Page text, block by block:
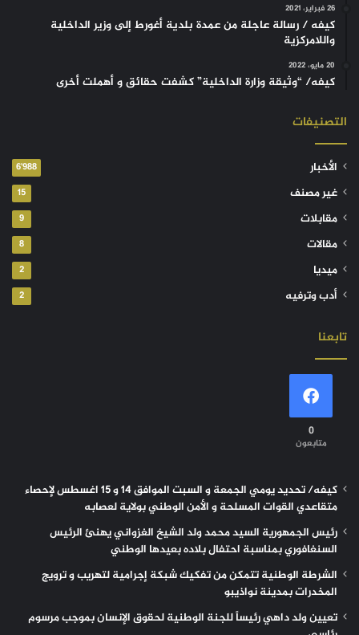
26 فبراير، 2021
كيفه / رسالة عاجلة من عمدة بلدية أغورط إلى وزير الداخلية
واللامركزية
20 مايو، 2022
كيفه/ “وثيقة وزارة الداخلية” كشفت حقائق و أهملت أخرى
التصنيفات
الأخبار 6٬988
غير مصنف 15
مقابلات 9
مقالات 8
ميديا 2
أدب وترفيه 2
تابعنا
0
متابعون
كيفه/ تحديد يومي الجمعة و السبت الموافق 14 و 15 اغسطس لإحصاء
متقاعدي القوات المسلحة و الأمن الوطني بولاية لعصابه
رئيس الجمهورية السيد محمد ولد الشيخ الغزواني يهنئ الرئيس
السنغافوري بمناسبة احتفال بلاده بعيدها الوطني
الشرطة الوطنية تتمكن من تفكيك شبكة إجرامية لتهريب و ترويج
المخدرات بمدينة نواذيبو
تعيين ولد داهي رئيساً للجنة الوطنية لحقوق الإنسان بموجب مرسوم